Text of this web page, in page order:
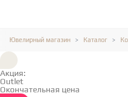
Ювелирный магазин Каталог
Акция:
Outlet
Окончательная цена